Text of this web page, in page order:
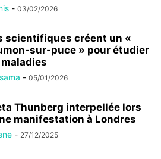
- 03/02/2026
scientifiques créent un «
sur-puce » pour étudier
- 05/01/2026
Thunberg interpellée lors
manifestation à Londres
- 27/12/2025